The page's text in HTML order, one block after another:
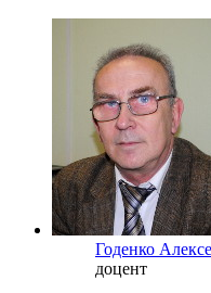
Годенко
доцент